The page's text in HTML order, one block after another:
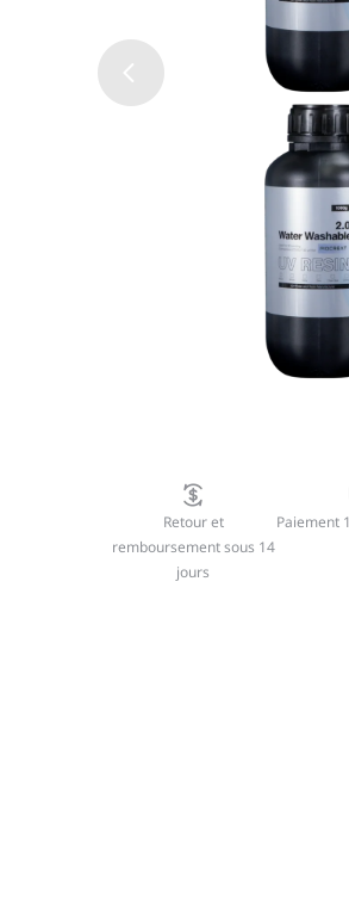
Retour et
remboursement sous 14
jours
Paiement